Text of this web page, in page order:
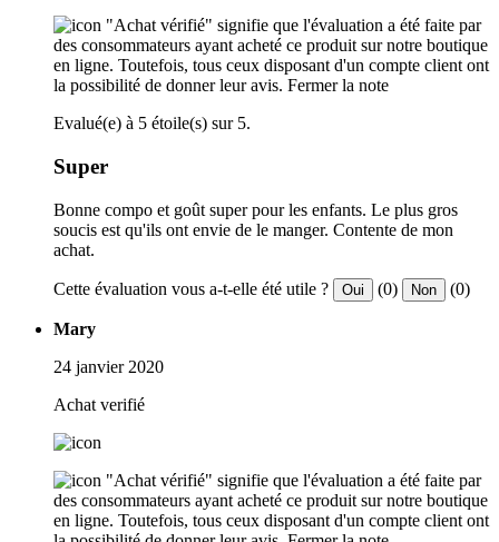
"Achat vérifié" signifie que l'évaluation a été faite par
des consommateurs ayant acheté ce produit sur notre boutique
en ligne. Toutefois, tous ceux disposant d'un compte client ont
la possibilité de donner leur avis. Fermer la note
Evalué(e) à 5 étoile(s) sur 5.
Super
Bonne compo et goût super pour les enfants. Le plus gros
soucis est qu'ils ont envie de le manger. Contente de mon
achat.
Cette évaluation vous a-t-elle été utile ? Oui (0) Non (0)
Mary
24 janvier 2020
Achat verifié
"Achat vérifié" signifie que l'évaluation a été faite par
des consommateurs ayant acheté ce produit sur notre boutique
en ligne. Toutefois, tous ceux disposant d'un compte client ont